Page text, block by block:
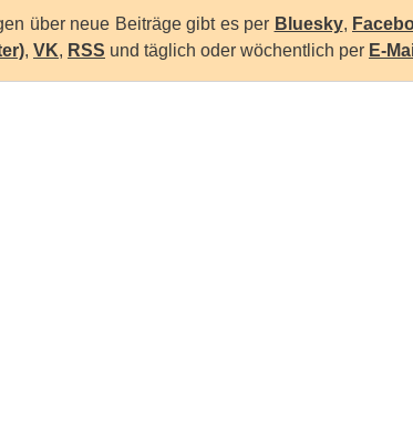
über neue Beiträge gibt es per Bluesky,
, VK, RSS und täglich oder wöchentlich per E-